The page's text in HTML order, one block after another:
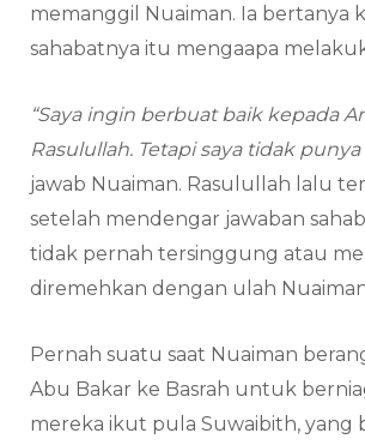
memanggil Nuaiman. Ia bertanya
sahabatnya itu mengaapa
“Saya ingin berbuat baik kepada
Rasulullah. Tetapi saya tidak punya
jawab Nuaiman. Rasulullah lalu
setelah mendengar jawaban
tidak pernah tersinggung atau
diremehkan dengan ulah
Pernah suatu saat Nuaiman
Abu Bakar ke Basrah untuk
mereka ikut pula Suwaibith, yang